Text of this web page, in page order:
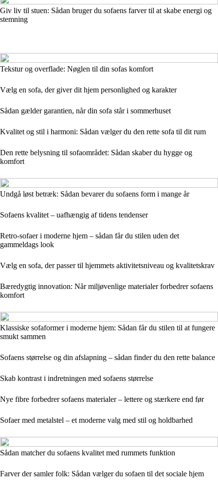
Giv liv til stuen: Sådan bruger du sofaens farver til at skabe energi og
stemning
Tekstur og overflade: Nøglen til din sofas komfort
Vælg en sofa, der giver dit hjem personlighed og karakter
Sådan gælder garantien, når din sofa står i sommerhuset
Kvalitet og stil i harmoni: Sådan vælger du den rette sofa til dit rum
Den rette belysning til sofaområdet: Sådan skaber du hygge og
komfort
Undgå løst betræk: Sådan bevarer du sofaens form i mange år
Sofaens kvalitet – uafhængig af tidens tendenser
Retro-sofaer i moderne hjem – sådan får du stilen uden det
gammeldags look
Vælg en sofa, der passer til hjemmets aktivitetsniveau og kvalitetskrav
Bæredygtig innovation: Når miljøvenlige materialer forbedrer sofaens
komfort
Klassiske sofaformer i moderne hjem: Sådan får du stilen til at fungere
smukt sammen
Sofaens størrelse og din afslapning – sådan finder du den rette balance
Skab kontrast i indretningen med sofaens størrelse
Nye fibre forbedrer sofaens materialer – lettere og stærkere end før
Sofaer med metalstel – et moderne valg med stil og holdbarhed
Sådan matcher du sofaens kvalitet med rummets funktion
Farver der samler folk: Sådan vælger du sofaen til det sociale hjem